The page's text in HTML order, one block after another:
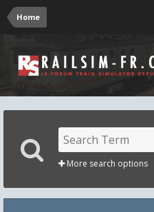
Home
More search options